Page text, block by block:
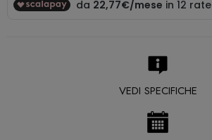
VEDI SPECIFICHE